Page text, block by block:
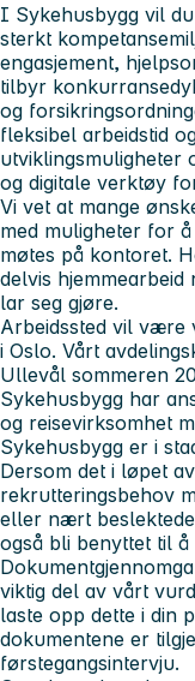
I Sykehusbygg vil
sterkt
engasjement,
tilbyr
og
fleksibel arbeidstid
utviklingsmuligheter
og digitale verktøy
Vi vet at mange
med muligheter for
møtes på kontoret.
delvis hjemmearbeid
lar seg gjøre.
Arbeidssted vil være
i Oslo. Vårt
Ullevål sommeren
Sykehusbygg har
og reisevirksomhet
Sykehusbygg er i
Dersom det i løpet
rekrutteringsbehov
eller nært
også bli benyttet til
viktig del av vårt
laste opp dette i din
dokumentene er
førstegangsintervju.